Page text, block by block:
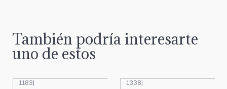
También podría interesarte
uno de estos
1183 1338